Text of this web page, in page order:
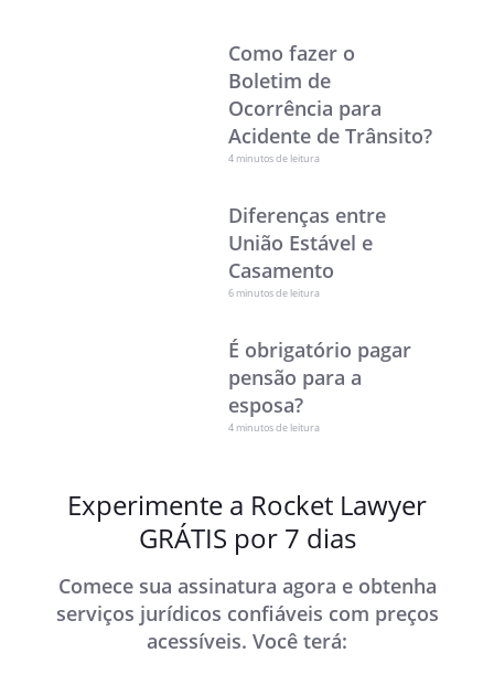
Como fazer o
Boletim de
Ocorrência para
Acidente de Trânsito?
4 minutos de leitura
Diferenças entre
União Estável e
Casamento
6 minutos de leitura
É obrigatório pagar
pensão para a
esposa?
4 minutos de leitura
Experimente a Rocket Lawyer
GRÁTIS por 7 dias
Comece sua assinatura agora e obtenha
serviços jurídicos confiáveis com preços
acessíveis. Você terá: